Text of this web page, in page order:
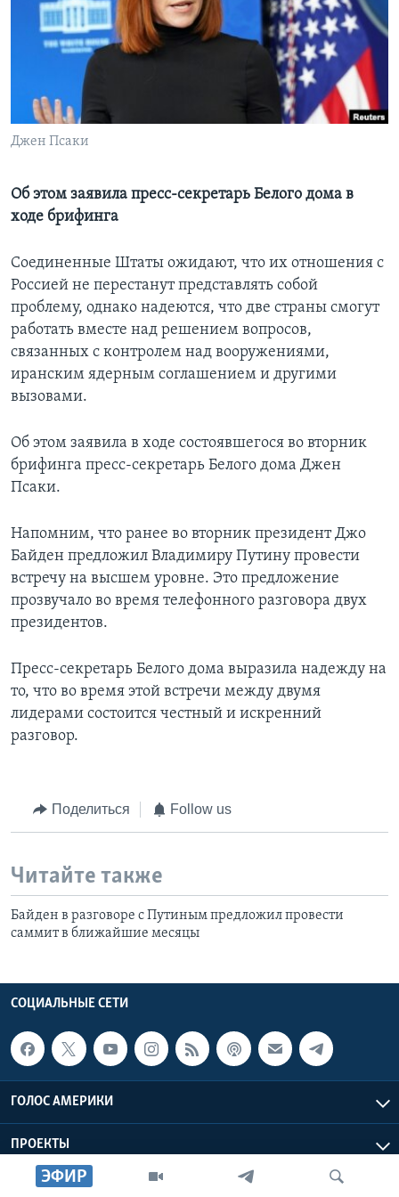
Learning English
СОЦИАЛЬНЫЕ СЕТИ
ЭФИР
Джен Псаки
Об этом заявила пресс-секретарь Белого дома в
ходе брифинга
Соединенные Штаты ожидают, что их отношения с
Россией не перестанут представлять собой
проблему, однако надеются, что две страны смогут
работать вместе над решением вопросов,
связанных с контролем над вооружениями,
иранским ядерным соглашением и другими
вызовами.
Об этом заявила в ходе состоявшегося во вторник
брифинга пресс-секретарь Белого дома Джен
Псаки.
Напомним, что ранее во вторник президент Джо
Байден предложил Владимиру Путину провести
встречу на высшем уровне. Это предложение
прозвучало во время телефонного разговора двух
президентов.
Пресс-секретарь Белого дома выразила надежду на
то, что во время этой встречи между двумя
лидерами состоится честный и искренний
разговор.
Поделиться Follow us
Читайте также
Байден в разговоре с Путиным предложил провести
саммит в ближайшие месяцы
СОЦИАЛЬНЫЕ СЕТИ
ГОЛОС АМЕРИКИ
ПРОЕКТЫ